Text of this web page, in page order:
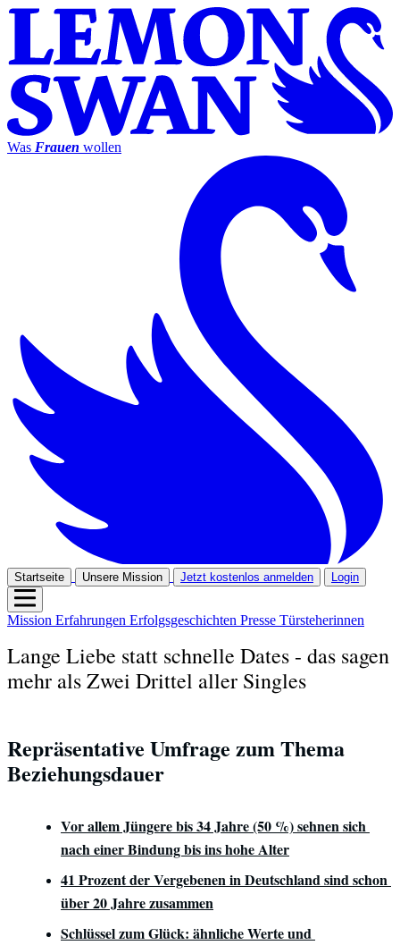
Was Frauen wollen
Startseite Unsere Mission Jetzt kostenlos anmelden Login
Mission Erfahrungen Erfolgsgeschichten Presse Türsteherinnen
Lange Liebe statt schnelle Dates - das sagen
mehr als Zwei Drittel aller Singles
Repräsentative Umfrage zum Thema
Beziehungsdauer
Vor allem Jüngere bis 34 Jahre (50 %) sehnen sich
nach einer Bindung bis ins hohe Alter
41 Prozent der Vergebenen in Deutschland sind schon
über 20 Jahre zusammen
Schlüssel zum Glück: ähnliche Werte und